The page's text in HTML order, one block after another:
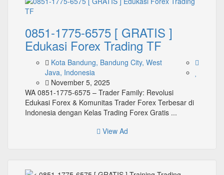
0851-1775-6575 [ GRATIS ]
Edukasi Forex Trading TF
Kota Bandung, Bandung City, West
Java, Indonesia
November 5, 2025
WA 0851-1775-6575 – Trader Family: Revolusi
Edukasi Forex & Komunitas Trader Forex Terbesar di
Indonesia dengan Kelas Trading Forex Gratis ...
View Ad